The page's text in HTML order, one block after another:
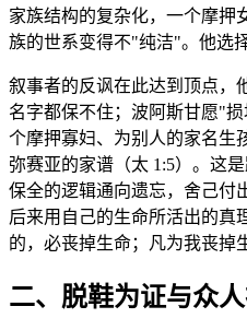
家族结构的复杂化，一个摩押
族的世系变得不"纯洁"。他选
叙事者的反讽在此达到顶点，
名字都保不住；波阿斯甘愿"
个摩押寡妇、为别人的家名生
弥赛亚的家谱（太 1:5）。这
保全的逻辑通向遗忘，舍己付
后来用自己的生命所活出的真
的，必丧掉生命；凡为我丧掉
二、脱鞋为证与众人